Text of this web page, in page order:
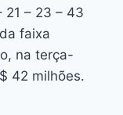
21 – 23 – 43
faixa
na terça-
42 milhões.